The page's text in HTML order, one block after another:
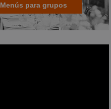
Menús para grupos